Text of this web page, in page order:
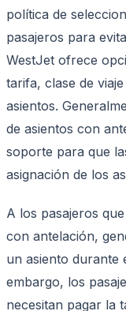
política de
pasajeros para
WestJet ofrece
tarifa, clase de
asientos.
de asientos con
soporte para que
asignación de los
A los pasajeros
con antelación,
un asiento durante
embargo, los
necesitan pagar la